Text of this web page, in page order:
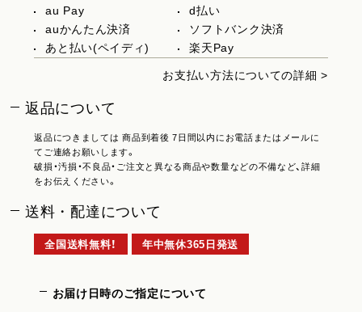
au Pay
d払い
auかんたん決済
ソフトバンク決済
あと払い(ペイディ)
楽天Pay
お支払い方法についての詳細 >
返品について
返品につきましては 商品到着後 7日間以内にお電話またはメールに
てご連絡お願いします。
破損・汚損・不良品・ご注文と異なる商品や数量などの不備など、詳細
をお伝えください。
送料・配達について
全国送料無料！ 年中無休365日発送
お届け日時のご指定について